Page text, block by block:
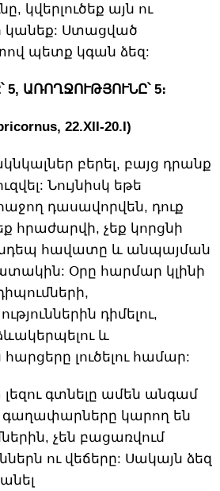
կվերլուծեք այն ու
կանեք: Ստացված
պետք կգան ձեզ:
5, ԱՌՈՂՋՈՒԹՅՈՒՆԸ՝ 5։
22.XII-20.I)
բերել, բայց դրանք
Նույնիսկ եթե
դասավորվեն, դուք
հրաժարվի, չեք կորցնի
հավատը և անպայման
Օրը հարմար կլինի
դիմելու,
և
լուծելու համար:
գտնելը ամեն անգամ
գաղափարները կարող են
չեն բացառվում
ու վեճերը: Սակայն ձեզ